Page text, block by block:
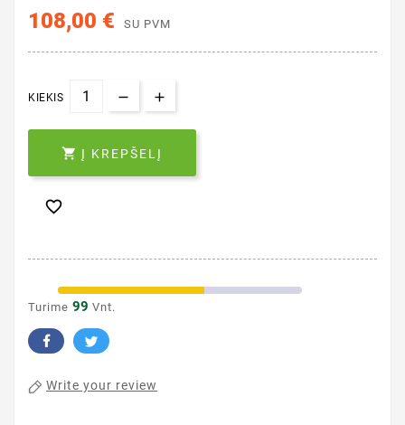
108,00 € SU PVM
KIEKIS
 Į KREPŠELĮ

Turime 99 Vnt.
Write your review